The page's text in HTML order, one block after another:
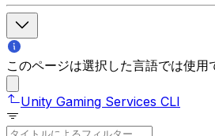
このページは選択した言語では使用
Unity Gaming Services CLI